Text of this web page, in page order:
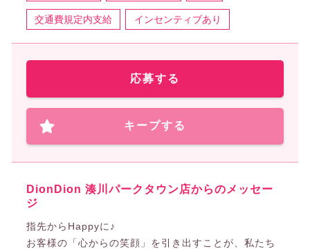
交通費規定内支給 インセンティブあり
応募する
キープする
DionDion 湊川パークタウン店からのメッセー
ジ
指先からHappyに♪
お客様の「心からの笑顔」を引き出すことが、私たち